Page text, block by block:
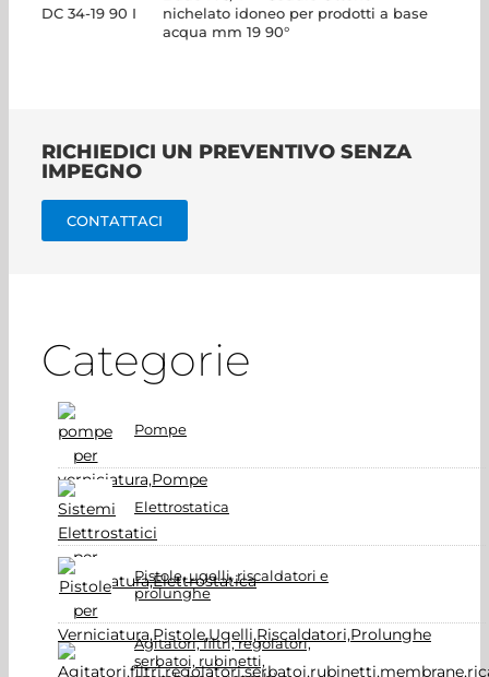
DC 34-19 90 I
nichelato idoneo per prodotti a base
acqua mm 19 90°
RICHIEDICI UN PREVENTIVO SENZA
IMPEGNO
CONTATTACI
Categorie
Pompe
Elettrostatica
Pistole, ugelli, riscaldatori e
prolunghe
Agitatori, filtri, regolatori,
serbatoi, rubinetti,